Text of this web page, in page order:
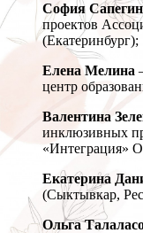
София
проектов
(Екатеринбург);
Елена Мелина
центр
Валентина
инклюзивных
«Интеграция»
Екатерина
(Сыктывкар,
Ольга